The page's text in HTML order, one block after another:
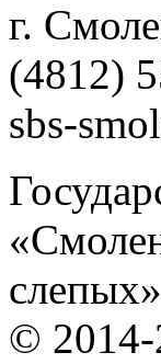
г.
(4812)
sbs-
слепых»
© 2014-